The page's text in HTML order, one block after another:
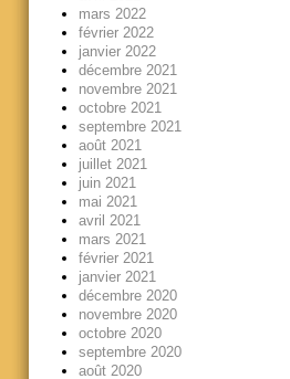
mars 2022
février 2022
janvier 2022
décembre 2021
novembre 2021
octobre 2021
septembre 2021
août 2021
juillet 2021
juin 2021
mai 2021
avril 2021
mars 2021
février 2021
janvier 2021
décembre 2020
novembre 2020
octobre 2020
septembre 2020
août 2020